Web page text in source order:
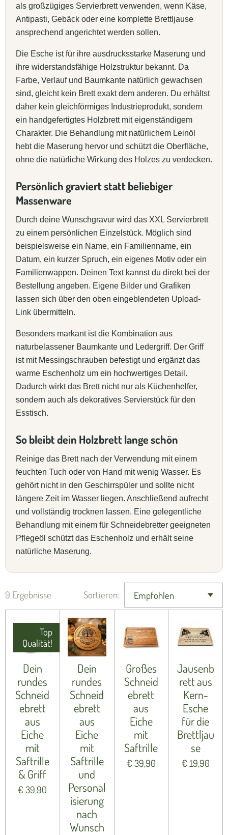
als großzügiges Servierbrett verwenden, wenn Käse,
Antipasti, Gebäck oder eine komplette Brettljause
ansprechend angerichtet werden sollen.
Die Esche ist für ihre ausdrucksstarke Maserung und
ihre widerstandsfähige Holzstruktur bekannt. Da
Farbe, Verlauf und Baumkante natürlich gewachsen
sind, gleicht kein Brett exakt dem anderen. Du erhältst
daher kein gleichförmiges Industrieprodukt, sondern
ein handgefertigtes Holzbrett mit eigenständigem
Charakter. Die Behandlung mit natürlichem Leinöl
hebt die Maserung hervor und schützt die Oberfläche,
ohne die natürliche Wirkung des Holzes zu verdecken.
Persönlich graviert statt beliebiger
Massenware
Durch deine Wunschgravur wird das XXL Servierbrett
zu einem persönlichen Einzelstück. Möglich sind
beispielsweise ein Name, ein Familienname, ein
Datum, ein kurzer Spruch, ein eigenes Motiv oder ein
Familienwappen. Deinen Text kannst du direkt bei der
Bestellung angeben. Eigene Bilder und Grafiken
lassen sich über den oben eingeblendeten Upload-
Link übermitteln.
Besonders markant ist die Kombination aus
naturbelassener Baumkante und Ledergriff. Der Griff
ist mit Messingschrauben befestigt und ergänzt das
warme Eschenholz um ein hochwertiges Detail.
Dadurch wirkt das Brett nicht nur als Küchenhelfer,
sondern auch als dekoratives Servierstück für den
Esstisch.
So bleibt dein Holzbrett lange schön
Reinige das Brett nach der Verwendung mit einem
feuchten Tuch oder von Hand mit wenig Wasser. Es
gehört nicht in den Geschirrspüler und sollte nicht
längere Zeit im Wasser liegen. Anschließend aufrecht
und vollständig trocknen lassen. Eine gelegentliche
Behandlung mit einem für Schneidebretter geeigneten
Pflegeöl schützt das Eschenholz und erhält seine
natürliche Maserung.
9 Ergebnisse Sortieren:
Top
Qualität!
Dein
rundes
Schneid
ebrett
aus
Eiche
mit
Saftrille
& Griff
€ 39,90
Dein
rundes
Schneid
ebrett
aus
Eiche
mit
Saftrille
und
Personal
isierung
nach
Wunsch
Großes
Schneid
ebrett
aus
Eiche
mit
Saftrille
€ 39,90
Jausenb
rett aus
Kern-
Esche
für die
Brettljau
se
€ 19,90